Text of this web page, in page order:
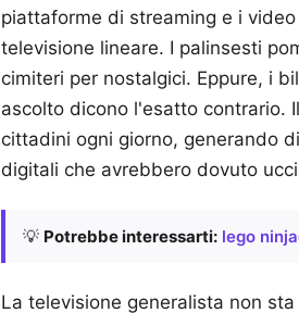
piattaforme di streaming e i
televisione lineare. I palinsesti
cimiteri per nostalgici. Eppure, i
ascolto dicono l'esatto contrario.
cittadini ogni giorno, generando
digitali che avrebbero dovuto
💡 Potrebbe interessarti: lego
La televisione generalista non